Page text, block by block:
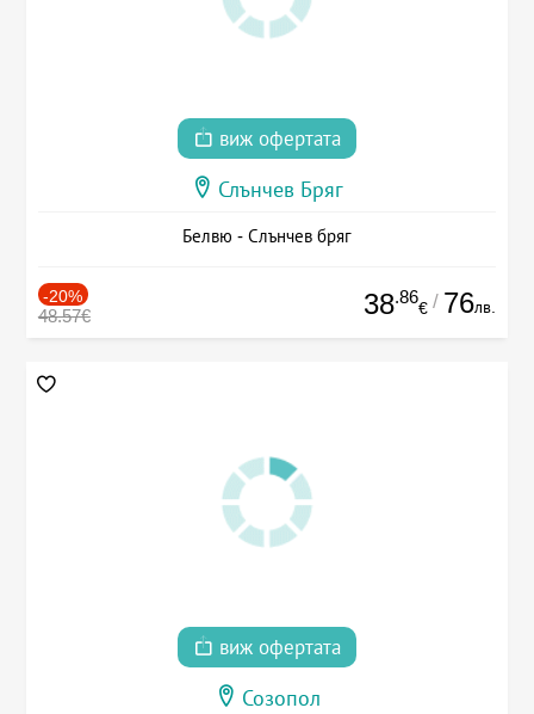
виж офертата
Слънчев Бряг
Белвю - Слънчев бряг
-20%
48.57€ 38.86
€ / 76лв.
виж офертата
Созопол